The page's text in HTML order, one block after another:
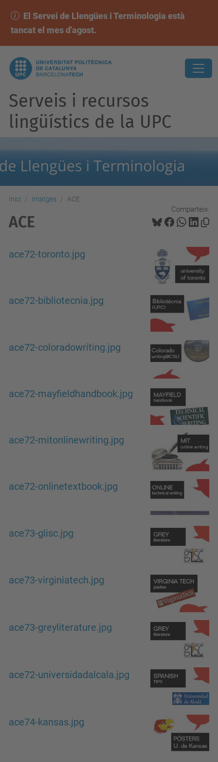
El Servei de Llengües i Terminologia està
tancat el mes d'agost.
Serveis i recursos
lingüístics de la UPC
Inici Imatges ACE
Comparteix:
ACE
ace72-toronto.jpg
ace72-bibliotecnia.jpg
ace72-coloradowriting.jpg
ace72-mayfieldhandbook.jpg
ace72-mitonlinewriting.jpg
ace72-onlinetextbook.jpg
ace73-glisc.jpg
ace73-virginiatech.jpg
ace73-greyliterature.jpg
ace72-universidadalcala.jpg
ace74-kansas.jpg